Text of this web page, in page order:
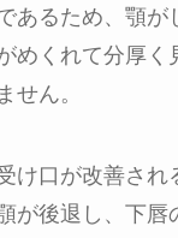
あるため、顎が
めくれて分厚く
せん。
け口が改善され
が後退し、下唇